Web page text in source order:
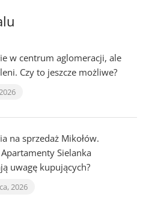
w centrum aglomeracji, ale
Czy to jeszcze możliwe?
na sprzedaż Mikołów.
Sielanka
uwagę kupujących?
2026